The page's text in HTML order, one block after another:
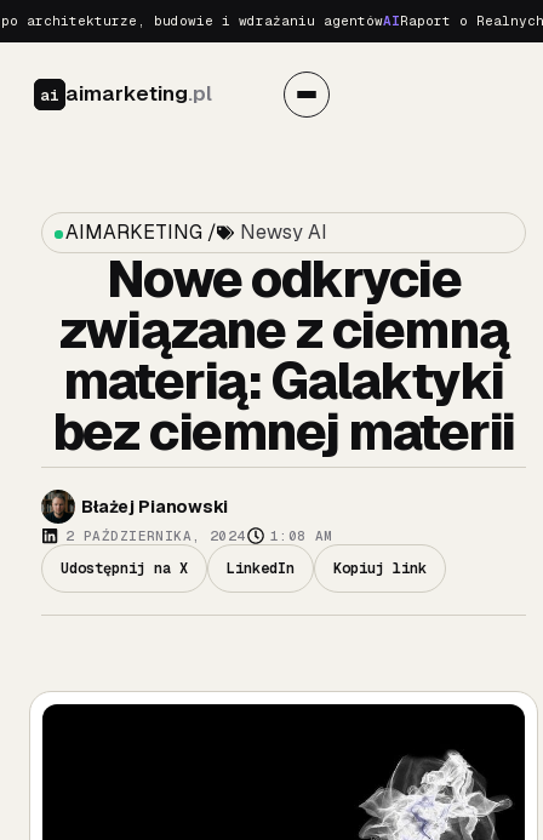
budowie i wdrażaniu agentówAIRaport o Realnych
ai aimarketing.pl
AIMARKETING / Newsy AI
Nowe odkrycie
związane z ciemną
materią: Galaktyki
bez ciemnej materii
Błażej Pianowski
2 PAŹDZIERNIKA, 2024 1:08 AM
Udostępnij na X LinkedIn Kopiuj link